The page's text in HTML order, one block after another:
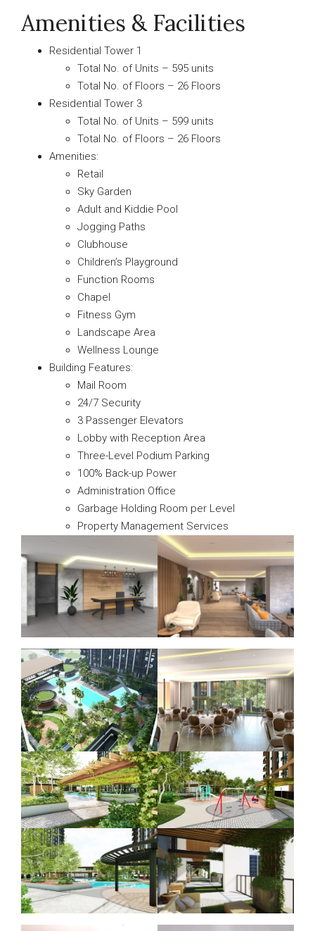
Amenities & Facilities
Residential Tower 1
Total No. of Units – 595 units
Total No. of Floors – 26 Floors
Residential Tower 3
Total No. of Units – 599 units
Total No. of Floors – 26 Floors
Amenities:
Retail
Sky Garden
Adult and Kiddie Pool
Jogging Paths
Clubhouse
Children’s Playground
Function Rooms
Chapel
Fitness Gym
Landscape Area
Wellness Lounge
Building Features:
Mail Room
24/7 Security
3 Passenger Elevators
Lobby with Reception Area
Three-Level Podium Parking
100% Back-up Power
Administration Office
Garbage Holding Room per Level
Property Management Services